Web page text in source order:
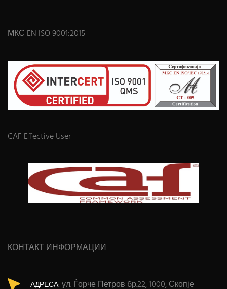
МКС EN ISO 9001:2015
CAF Effective User
КОНТАКТ ИНФОРМАЦИИ
АДРЕСА: ул. Ѓорче Петров бр.22, 1000, Скопје